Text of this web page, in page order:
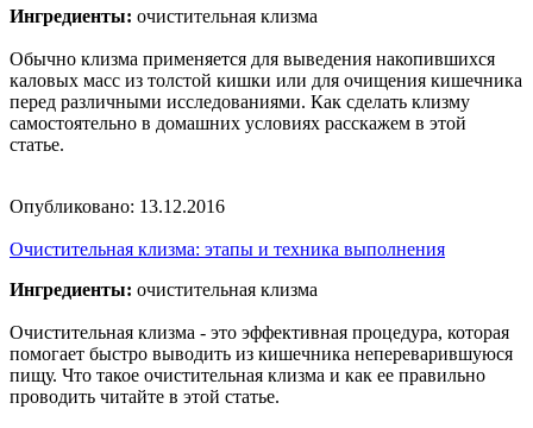
Ингредиенты: очистительная клизма
Обычно клизма применяется для выведения накопившихся
каловых масс из толстой кишки или для очищения кишечника
перед различными исследованиями. Как сделать клизму
самостоятельно в домашних условиях расскажем в этой
статье.
Опубликовано: 13.12.2016
Очистительная клизма: этапы и техника выполнения
Ингредиенты: очистительная клизма
Очистительная клизма - это эффективная процедура, которая
помогает быстро выводить из кишечника непереварившуюся
пищу. Что такое очистительная клизма и как ее правильно
проводить читайте в этой статье.